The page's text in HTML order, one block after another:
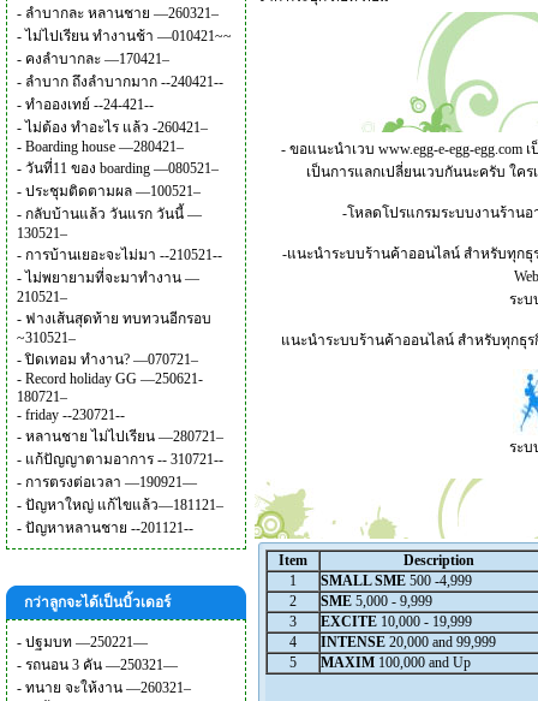
- ลำบากละ หลานชาย —260321–
- ไม่ไปเรียน ทำงานช้า —010421~~
- คงลำบากละ —170421–
- ลำบาก ถึงลำบากมาก --240421--
- ทำอองเทย์ --24-421--
- ไม่ต้อง ทำอะไร แล้ว -260421–
- Boarding house —280421–
- วันที่11 ของ boarding —080521–
- ประชุมติดตามผล —100521–
- กลับบ้านแล้ว วันแรก วันนี้ —
130521–
- การบ้านเยอะจะไม่มา --210521--
- ไม่พยายามที่จะมาทำงาน —
210521–
- ฟางเส้นสุดท้าย ทบทวนอีกรอบ
~310521–
-ปิดเทอม ทำงาน? —070721–
- Record holiday GG —250621-
180721–
- friday --230721--
- หลานชาย ไม่ไปเรียน —280721–
- แก้ปัญญาตามอาการ -- 310721--
- การตรงต่อเวลา —190921—
- ปัญหาใหญ่ แก้ไขแล้ว—181121–
- ปัญหาหลานชาย --201121--
กว่าลูกจะได้เป็นบิ้วเดอร์
- ปฐมบท —250221—
- รถนอน 3 คัน —250321—
- ทนาย จะให้งาน —260321–
- ขอแนะนำเวบ www.egg-e-egg-egg.comเ
เป็นการแลกเปลี่ยนเวบกันนะครับ ใค
-โหลดโปรแกรมระบบงานร้านอ
-แนะนำระบบร้านค้าออนไลน์ สำหรับทุกธุ
ระบ
แนะนำระบบร้านค้าออนไลน์ สำหรับทุกธุ
ระบ
Item
Description
1
SMALL SME 500 -4,999
2
SME 5,000 - 9,999
3
EXCITE 10,000 - 19,999
4
INTENSE 20,000 and 99,999
5
MAXIM 100,000 and Up